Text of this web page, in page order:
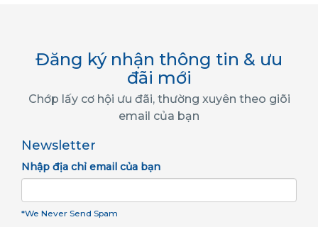
Đăng ký nhận thông tin & ưu
đãi mới
Chớp lấy cơ hội ưu đãi, thường xuyên theo giõi
email của bạn
Newsletter
Nhập địa chỉ email của bạn
*We Never Send Spam